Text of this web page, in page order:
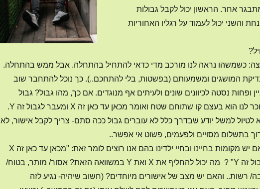
אחר. הראשון יכול לקבל גבולות
והשני יכול לעמוד על רגליו האחוריות
כשמשהו נראה לנו מורכב מדי כדאי להתחיל בהתחלה. אבל ממש בהתחלה.
המושגים ומשמעותם (בפשטות, בלי להתחכם..). כך נוכל להתחבר שוב
ופחות נסטה לכיוונים שונים ולעיתים אף מנוגדים. אם כך, מהו גבול? גבול
במובן המוכר לנו הוא בעצם קו שתוחם שטח ואומר מכאן עד כאן זה X ומעבר לגבול זה Y.
לטיול למשל יודע שבדרך כלל לא עוברים גבול ככה סתם- צריך לקבל אישור, לא
בתשלום מסויים ולפעמים, פשוט אי אפשר..
אם כך, האם יש מקומות בחיינו ובחיי ילדינו בהם אנו רוצים לומר זאת: "מכאן עד כאן זה X
ומעבר לגבול זה Y" ? מה יכול להחליף את X ואת Y במשוואה הזאת? אסור/ מותר, בטוח/
רשות.. והאם יש מצב של אישורים מיוחדים? (חשוב שיהיה- נגיע לזה